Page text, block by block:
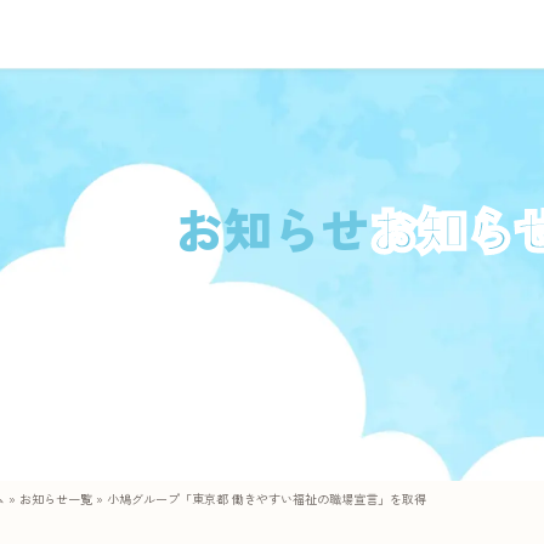
お知らせ
» お知らせ一覧 » 小鳩グループ「東京都 働きやすい福祉の職場宣言」を取得